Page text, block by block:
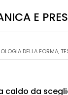
E
DELLA FORMA,
da